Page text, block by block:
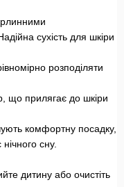
сухість для шкіри
розподіляти
прилягає до шкіри
комфортну посадку,
сну.
дитину або очистіть